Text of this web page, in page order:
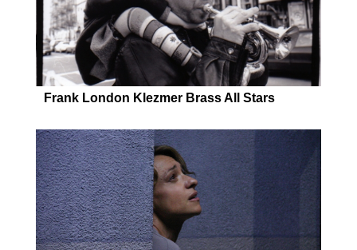
Frank London Klezmer Brass All Stars